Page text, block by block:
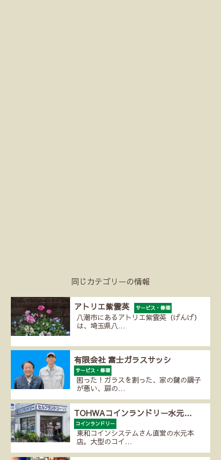
同じカテゴリーの情報
アトリエ紫雲英 サービス・修理
八潮市にあるアトリエ紫雲英（げんげ）
は、埼玉県八…
有限会社 富士ガラスサッシ
サービス・修理
困った！ガラスを割った、家の鍵の調子
が悪い、扉の…
TOHWAコインランドリー水元…
コインランドリー
東和コインシステムさん直営の水元本
店。大型のコイ…